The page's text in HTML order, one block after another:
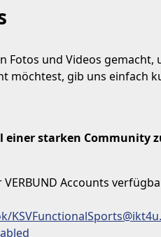
Fotos und Videos gemacht,
möchtest, gib uns einfach
einer starken Community
Accounts